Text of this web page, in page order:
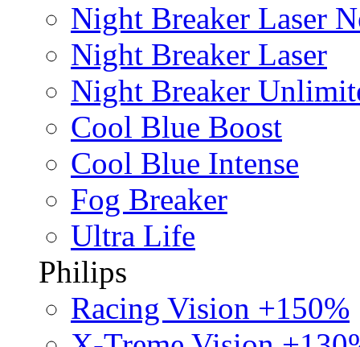
Night Breaker Laser
Night Breaker Laser
Night Breaker
Cool Blue Boost
Cool Blue Intense
Fog Breaker
Ultra Life
Philips
Racing Vision +150%